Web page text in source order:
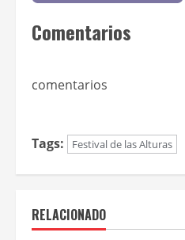
Comentarios
comentarios
Tags: Festival de las Alturas
RELACIONADO